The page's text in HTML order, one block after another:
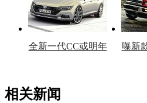
全新一代CC或明年
曝新
相关新闻